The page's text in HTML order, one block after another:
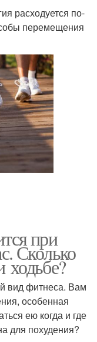
расходуется по-
перемещения
при
Сколько
ходьбе?
вид фитнеса. Вам
особенная
ею когда и где
для похудения?